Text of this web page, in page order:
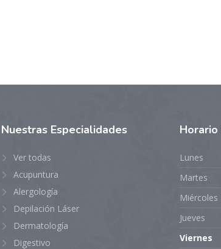
Nuestras Especialidades
Ver todas
Acupuntura
Alergología
Depilación Láser
Dermatología
Digestivo
Horario
Lunes
Martes
Miércoles
Jueves
Viernes